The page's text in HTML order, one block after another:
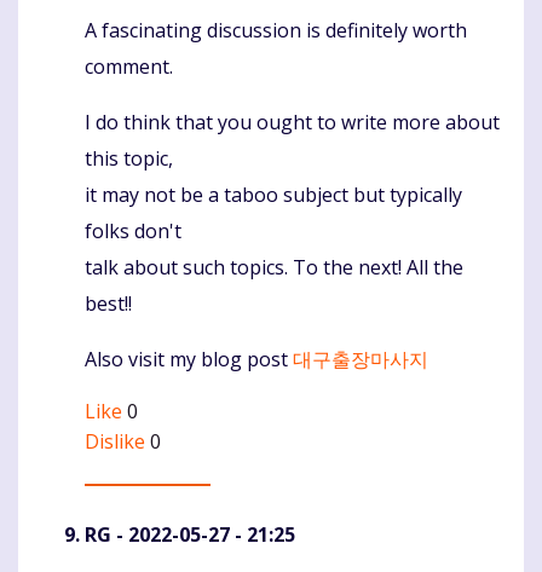
Komentaras
A fascinating discussion is definitely worth
comment.
I do think that you ought to write more about
this topic,
it may not be a taboo subject but typically
folks don't
talk about such topics. To the next! All the
best!!
Also visit my blog post대구출장마사지
Like 0
Dislike 0
RG - 2022-05-27 - 21:25